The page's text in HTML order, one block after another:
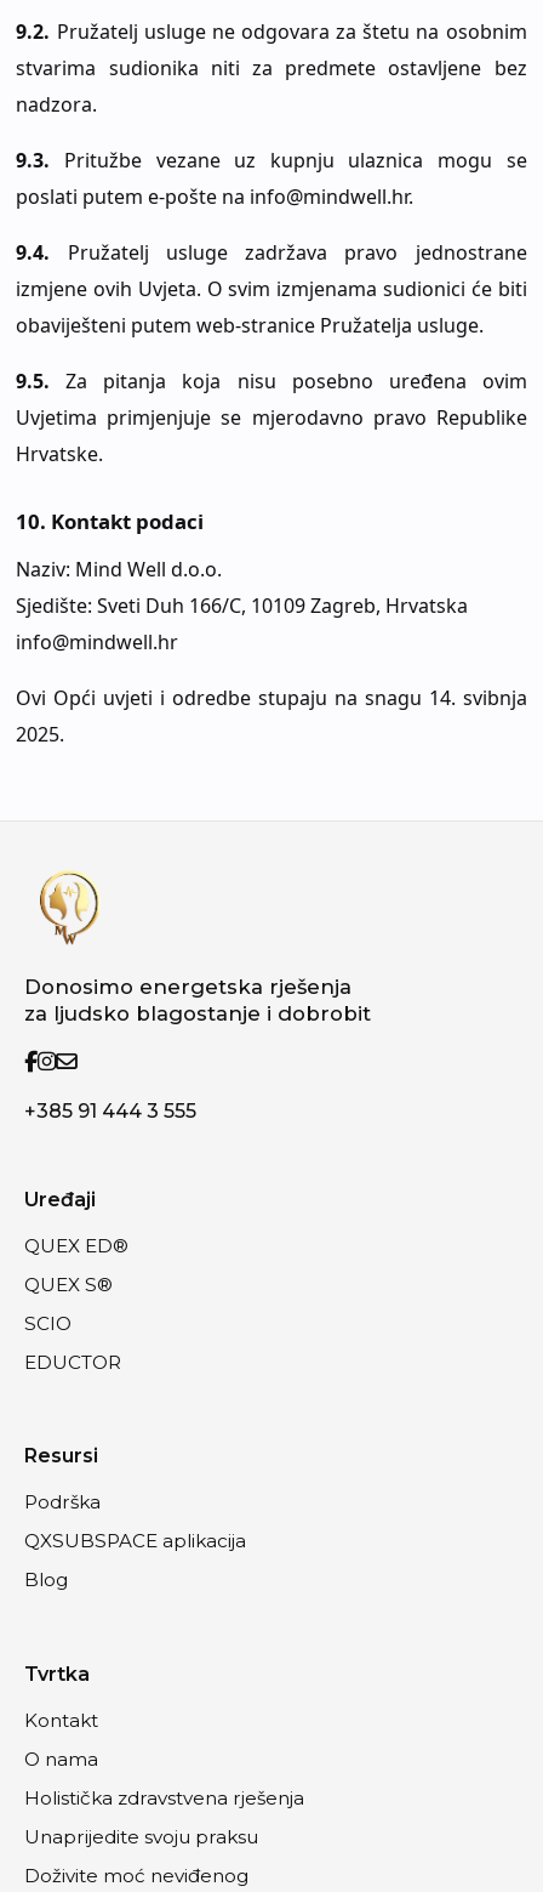
9.2. Pružatelj usluge ne odgovara za štetu na osobnim
stvarima sudionika niti za predmete ostavljene bez
nadzora.
9.3.
Pritužbe vezane uz kupnju ulaznica mogu se
poslati putem e-pošte na info@mindwell.hr.
9.4.
Pružatelj usluge zadržava pravo jednostrane
izmjene ovih Uvjeta. O svim izmjenama sudionici će biti
obaviješteni putem web-stranice Pružatelja usluge.
9.5.
Za pitanja koja nisu posebno uređena ovim
Uvjetima primjenjuje se mjerodavno pravo Republike
Hrvatske.
10. Kontakt podaci
Naziv: Mind Well d.o.o.
Sjedište: Sveti Duh 166/C, 10109 Zagreb, Hrvatska
info@mindwell.hr
Ovi Opći uvjeti i odredbe stupaju na snagu 14. svibnja
2025.
Donosimo energetska rješenja
za ljudsko blagostanje i dobrobit
+385 91 444 3 555
Uređaji
QUEX ED®
QUEX S®
SCIO
EDUCTOR
Resursi
Podrška
QXSUBSPACE aplikacija
Blog
Tvrtka
Kontakt
O nama
Holistička zdravstvena rješenja
Unaprijedite svoju praksu
Doživite moć neviđenog